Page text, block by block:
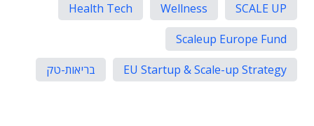
SCALE UP
Wellness
Health Tech
Scaleup Europe Fund
EU Startup & Scale-up Strategy
בריאות-טק